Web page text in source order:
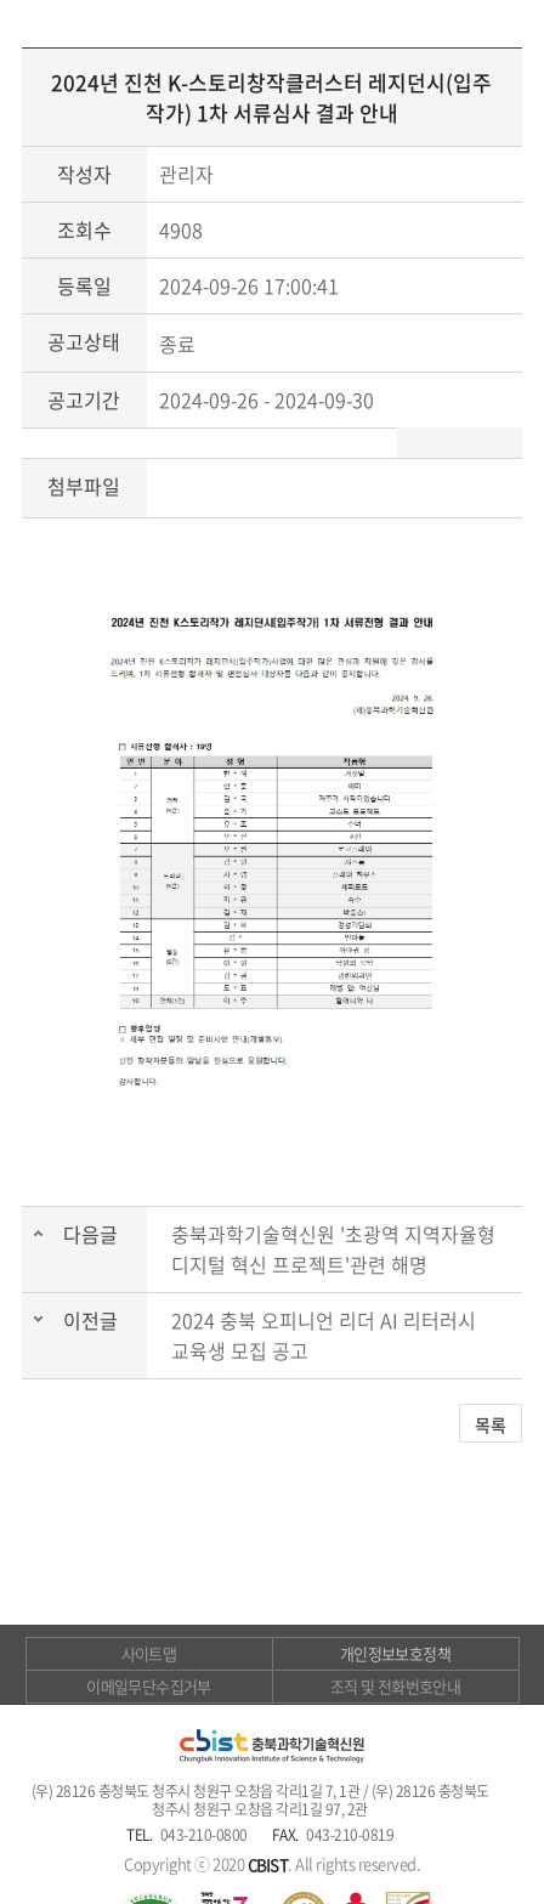
2024년 진천 K-스토리창작클러스터 레지던시(입주
작가) 1차 서류심사 결과 안내
작성자
관리자
조회수
4908
등록일
2024-09-26 17:00:41
공고상태
종료
공고기간
2024-09-26 - 2024-09-30
첨부파일
다음글
충북과학기술혁신원 '초광역 지역자율형
디지털 혁신 프로젝트'관련 해명
이전글
2024 충북 오피니언 리더 AI 리터러시
교육생 모집 공고
목록
사이트맵
개인정보보호정책
이메일무단수집거부
조직 및 전화번호안내
(우) 28126 충청북도 청주시 청원구 오창읍 각리1길 7, 1관 / (우) 28126 충청북도
청주시 청원구 오창읍 각리1길 97, 2관
TEL. 043-210-0800 FAX. 043-210-0819
Copyright ⓒ 2020CBIST. All rights reserved.